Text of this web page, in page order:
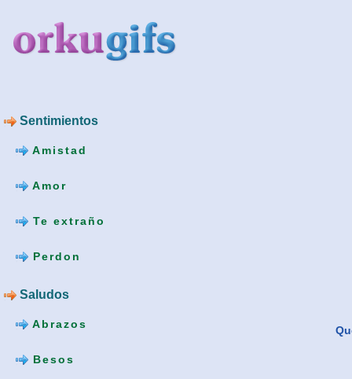
Sentimientos
Amistad
Amor
Te extraño
Perdon
Saludos
Abrazos
Besos